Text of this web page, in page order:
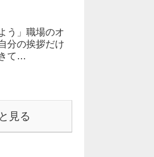
う」職場のオ
分の挨拶だけ
て…
見る